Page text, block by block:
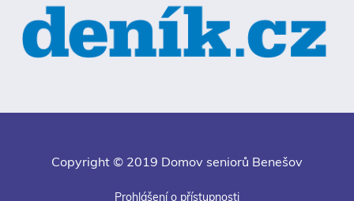
Copyright © 2019 Domov seniorů Benešov
Prohlášení o přístupnosti